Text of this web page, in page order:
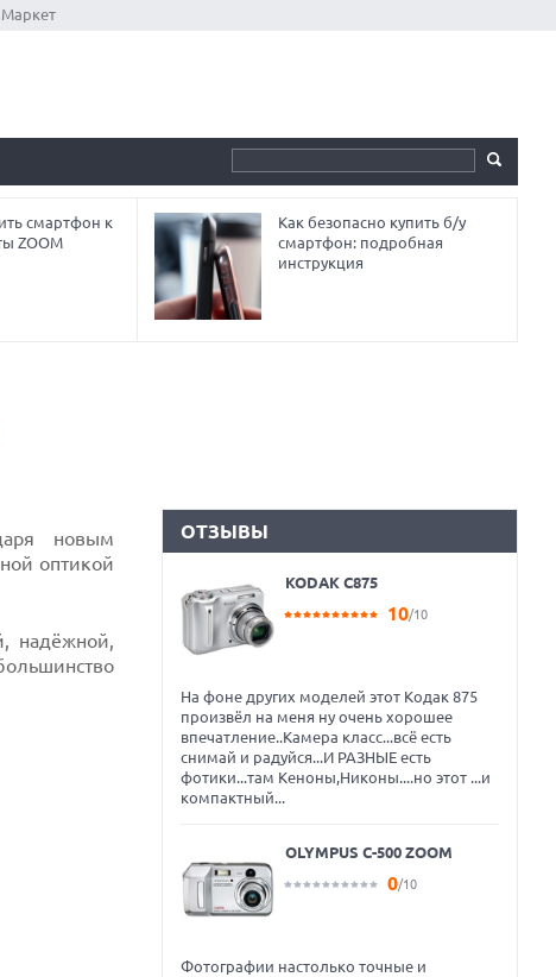
Маркет
смартфон к
ZOOM
Как безопасно купить б/у
смартфон: подробная
инструкция
новым
оптикой
надёжной,
ОТЗЫВЫ
KODAK C875
10/10
На фоне других моделей этот Кодак 875
произвёл на меня ну очень хорошее
впечатление..Камера класс...всё есть
снимай и радуйся...И РАЗНЫЕ есть
фотики...там Кеноны,Никоны....но этот ...и
компактный...
OLYMPUS C-500 ZOOM
0/10
Фотографии настолько точные и